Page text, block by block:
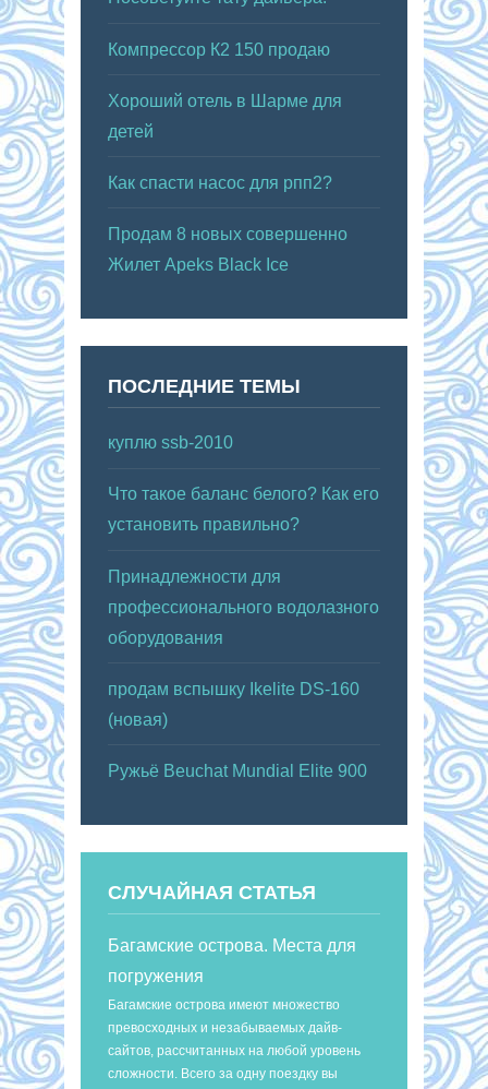
Компрессор К2 150 продаю
Хороший отель в Шарме для
детей
Как спасти насос для рпп2?
Продам 8 новых совершенно
Жилет Apeks Black Ice
ПОСЛЕДНИЕ ТЕМЫ
куплю ssb-2010
Что такое баланс белого? Как его
установить правильно?
Принадлежности для
профессионального водолазного
оборудования
продам вспышку Ikelite DS-160
(новая)
Ружьё Beuchat Mundial Elite 900
СЛУЧАЙНАЯ СТАТЬЯ
Багамские острова. Места для
погружения
Багамские острова имеют множество
превосходных и незабываемых дайв-
сайтов, рассчитанных на любой уровень
сложности. Всего за одну поездку вы